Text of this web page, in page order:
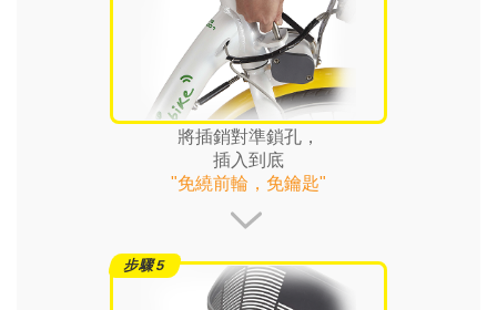
將插銷對準鎖孔，
插入到底
"免繞前輪，免鑰匙"